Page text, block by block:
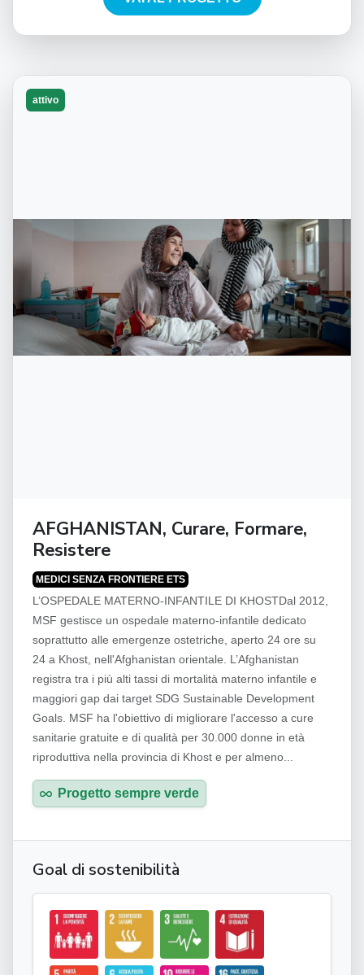
attivo
AFGHANISTAN, Curare, Formare,
Resistere
MEDICI SENZA FRONTIERE ETS
L’OSPEDALE MATERNO-INFANTILE DI KHOSTDal 2012,
MSF gestisce un ospedale materno-infantile dedicato
soprattutto alle emergenze ostetriche, aperto 24 ore su
24 a Khost, nell'Afghanistan orientale. L’Afghanistan
registra tra i più alti tassi di mortalità materno infantile e
maggiori gap dai target SDG Sustainable Development
Goals. MSF ha l'obiettivo di migliorare l'accesso a cure
sanitarie gratuite e di qualità per 30.000 donne in età
riproduttiva nella provincia di Khost e per almeno...
Progetto sempre verde
Goal di sostenibilità